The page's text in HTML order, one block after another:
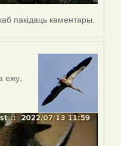
пакідаць каментары.
ежу,